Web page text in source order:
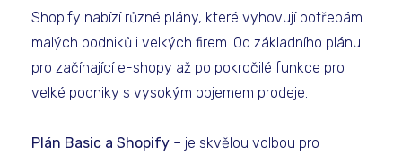
Shopify nabízí různé plány, které vyhovují potřebám
malých podniků i velkých firem. Od základního plánu
pro začínající e-shopy až po pokročilé funkce pro
velké podniky s vysokým objemem prodeje.
Plán Basic a Shopify – je skvělou volbou pro